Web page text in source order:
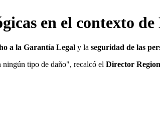
en el contexto
a la Garantía Legal y la seguridad de las
ningún tipo de daño", recalcó el Director